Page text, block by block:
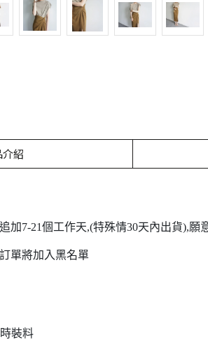
介紹
加7-21個工作天,(特殊情30天內出貨),
單將加入黑名單
裝料